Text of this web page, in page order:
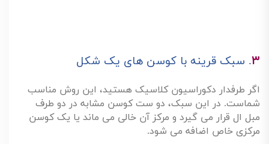
۳. سبک قرینه با کوسن های یک شکل
اگر طرفدار دکوراسیون کلاسیک هستید، این روش مناسب
شماست. در این سبک، دو ست کوسن مشابه در دو طرف
مبل ال قرار می گیرد و مرکز آن خالی می ماند یا یک کوسن
مرکزی خاص اضافه می شود.